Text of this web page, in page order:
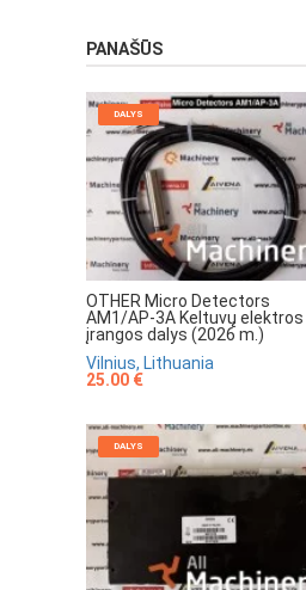
PANAŠŪS
DALYS
OTHER Micro Detectors
AM1/AP-3A Keltuvų elektros
įrangos dalys (2026 m.)
Vilnius, Lithuania
25.00 €
DALYS